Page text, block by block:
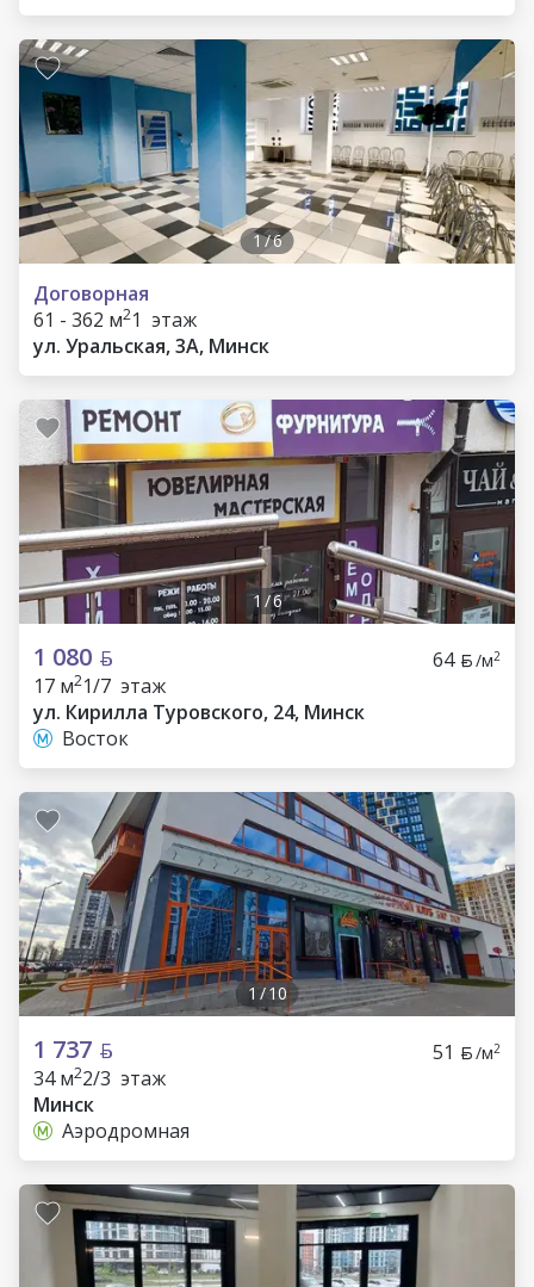
1/6
Договорная
61 - 362 м21 этаж
ул. Уральская, 3А, Минск
1 /6
1 080 64 /м2
17 м21/7 этаж
ул. Кирилла Туровского, 24, Минск
Восток
1/10
1 737 51 /м2
34 м22/3 этаж
Минск
Аэродромная